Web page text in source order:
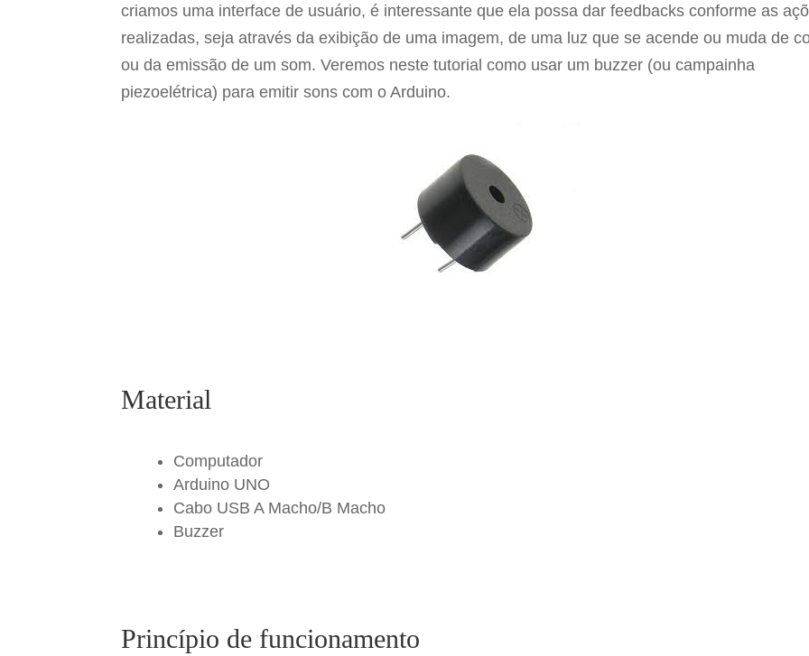
e
b
o
er e
st
e
criamos uma interface de usuário, é interessante que ela possa dar feedbacks conforme as
realizadas, seja através da exibição de uma imagem, de uma luz que se acende ou muda de
ou da emissão de um som. Veremos neste tutorial como usar um buzzer (ou campainha
piezoelétrica) para emitir sons com o Arduino.
Material
Computador
Arduino UNO
Cabo USB A Macho/B Macho
Buzzer
Princípio de funcionamento